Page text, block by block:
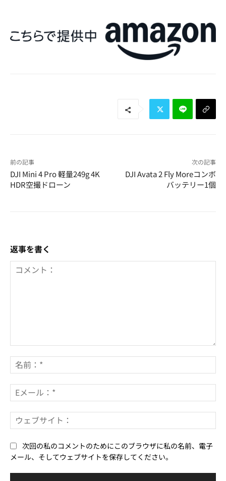
前の記事
DJI Mini 4 Pro 軽量249g 4K
HDR空撮ドローン
次の記事
DJI Avata 2 Fly Moreコンボ
バッテリー1個
返事を書く
メ
ン
ト：
前
*
メ
ー
*ェ
次回の私のコメントのためにこのブラウザに私の名前、電子
メール、そしてウェブサイトを保存してください。